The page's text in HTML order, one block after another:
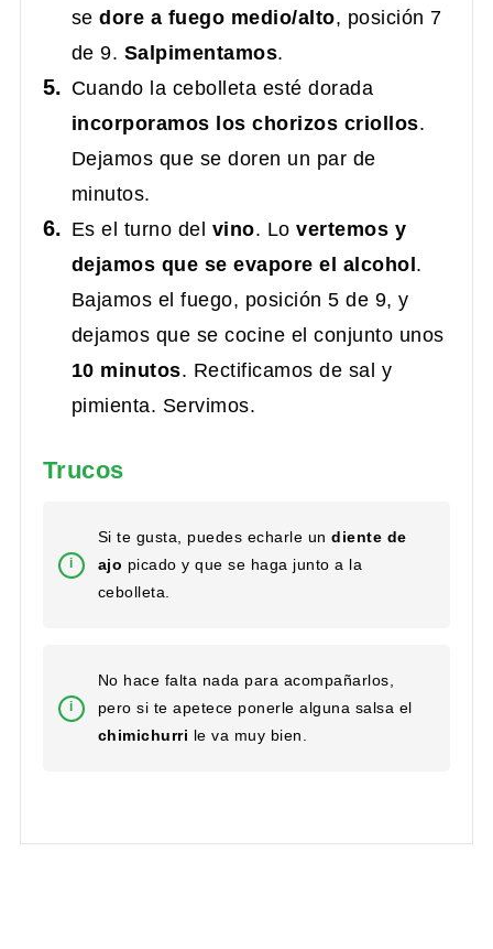
sedore a fuego medio/alto, posición 7
de 9. Salpimentamos.
Cuando la cebolleta esté dorada
incorporamos los chorizos criollos.
Dejamos que se doren un par de
minutos.
Es el turno del vino. Lovertemos y
dejamos que se evapore el alcohol .
Bajamos el fuego, posición 5 de 9, y
dejamos que se cocine el conjunto unos
10 minutos. Rectificamos de sal y
pimienta. Servimos.
Trucos
Si te gusta, puedes echarle undiente de
ajo picado y que se haga junto a la
cebolleta.
No hace falta nada para acompañarlos,
pero si te apetece ponerle alguna salsa el
chimichurri le va muy bien.